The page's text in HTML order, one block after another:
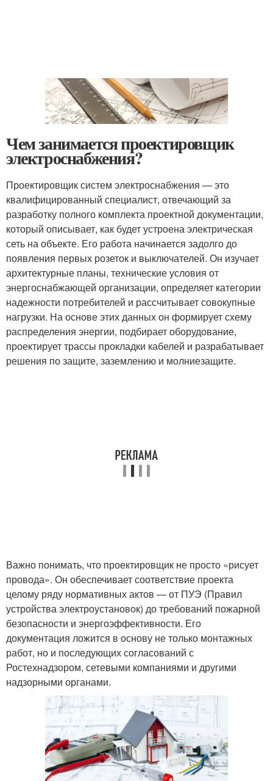
Чем занимается проектировщик
электроснабжения?
Проектировщик систем электроснабжения — это
квалифицированный специалист, отвечающий за
разработку полного комплекта проектной документации,
который описывает, как будет устроена электрическая
сеть на объекте. Его работа начинается задолго до
появления первых розеток и выключателей. Он изучает
архитектурные планы, технические условия от
энергоснабжающей организации, определяет категории
надежности потребителей и рассчитывает совокупные
нагрузки. На основе этих данных он формирует схему
распределения энергии, подбирает оборудование,
проектирует трассы прокладки кабелей и разрабатывает
решения по защите, заземлению и молниезащите.
Важно понимать, что проектировщик не просто «рисует
провода». Он обеспечивает соответствие проекта
целому ряду нормативных актов — от ПУЭ (Правил
устройства электроустановок) до требований пожарной
безопасности и энергоэффективности. Его
документация ложится в основу не только монтажных
работ, но и последующих согласований с
Ростехнадзором, сетевыми компаниями и другими
надзорными органами.